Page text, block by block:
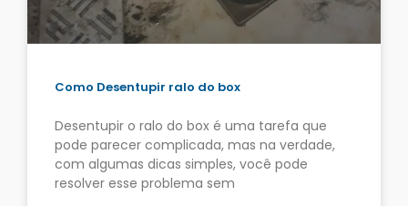
Como Desentupir ralo do box
Desentupir o ralo do box é uma tarefa que
pode parecer complicada, mas na verdade,
com algumas dicas simples, você pode
resolver esse problema sem